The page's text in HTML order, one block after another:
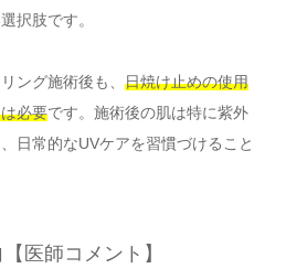
択肢です。
ング施術後も、 日焼け止めの使用
必要です。施術後の肌は特に紫外
日常的なUVケアを習慣づけること
医師コメント】